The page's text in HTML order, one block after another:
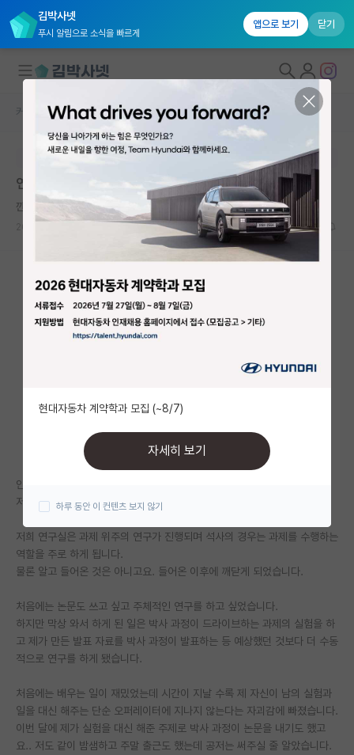
김박사넷
푸시 알림으로 소식을 빠르게
앱으로 보기 닫기
대학원생 모집
연구실&오픈랩
커뮤니티 홈
전체글보기
베스트 게시판
미국 유학 게시판
미국 대학원 합격 후기 게시판
대학원 합격 후기 게시판
연구실(PI) 홍보 게시판
석박사 채용 정보 게시판
임용 정보 게시판
학부 인턴 게시판
임용 후기 게시판
PI 전용 게시판
커뮤니티 홈 자유 게시판(아무개랩)
본문이 수정되지 않는 박제글입니다.
연구실 분위기에 지쳤습니다.
깐깐한 버트런드 러셀
안녕하세요.
저는 공정 연구실에서 석사를 하고 있고 곧 졸업을 앞둔 학생입니다.
저희 연구실은 과제 위주의 연구가 진행되며 석사의 경우는 과제를 수행하는
역할을 주로 하게 됩니다.
물론 알고 들어온 것은 아니고요. 들어온 이후에 깨닫게 되었습니다.
처음에는 논문도 쓰고 싶고 주체적인 연구를 하고 싶었습니다.
하지만 막상 와서 하게 된 일은 박사 과정이 드라이브하는 과제의 실험을 하
고 제가 만든 발표 자료를 박사 과정이 발표하는 등 예상했던 것보다 더 수동
적으로 연구를 하게 됐습니다.
처음에는 배우는 일이 재밌었는데 시간이 지날 수록 제 자신이 남의 실험과
일을 대신 해주는 단순 오퍼레이터에 지나지 않는다는 자괴감에 빠졌습니다.
이번 달에 제가 실험을 대신 해준 주제로 박사 과정이 논문을 내기도 했고
요.. 저도 같이 밤샘하고 주말 출근도 했는데 공저는 써주실 줄 알았습니다.
현대자동차 계약학과 모집 (~8/7)
자세히 보기
하루 동안 이 컨텐츠 보지 않기